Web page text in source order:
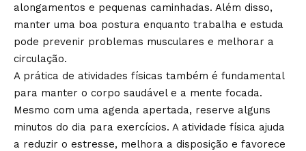
alongamentos e pequenas caminhadas. Além disso,
manter uma boa postura enquanto trabalha e estuda
pode prevenir problemas musculares e melhorar a
circulação.
A prática de atividades físicas também é fundamental
para manter o corpo saudável e a mente focada.
Mesmo com uma agenda apertada, reserve alguns
minutos do dia para exercícios. A atividade física ajuda
a reduzir o estresse, melhora a disposição e favorece